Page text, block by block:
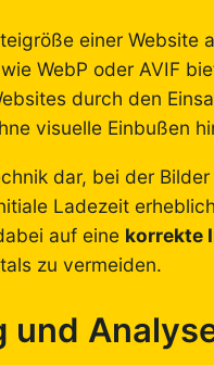
einer Website
WebP oder AVIF
durch den
visuelle Einbußen
dar, bei der
Ladezeit
auf eine korrekte
zu vermeiden.
und